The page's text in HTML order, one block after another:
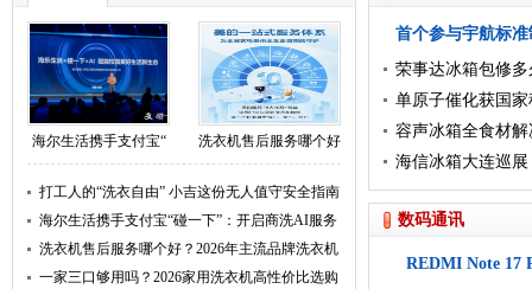
海尔生活携手支付宝“ 洗衣机售后服务哪个好
打工人的“洗衣自由” 小吉这份无人值守安全指南
请查收
海尔生活携手支付宝“碰一下”：开启商洗AI服务
新体验
洗衣机售后服务哪个好？2026年主流品牌洗衣机
售后深度评测
一家三口够用吗？2026家用洗衣机高性价比选购
首个参与宇航标
荣事达冰箱包修
值得入手
单原子催化获国
标准
容声冰箱全食材
储鲜藏住人间烟火
海信冰箱大连巡展
数码通讯
REDMI Note 17